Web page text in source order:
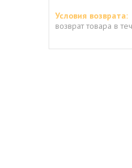
возврат товара в